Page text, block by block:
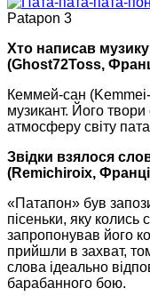
Patapon 3
Хто написав музику
(Ghost72Toss,
Кеммей-сан
музикант. Його твори
атмосферу світу
Звідки взялося
(Remichiroix,
«Патапон» був
пісеньки, яку колись
запропонував його
прийшли в захват,
слова ідеально
барабанного бою.